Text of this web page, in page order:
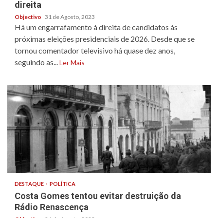
direita
Objectivo 31 de Agosto, 2023
Há um engarrafamento à direita de candidatos às
próximas eleições presidenciais de 2026. Desde que se
tornou comentador televisivo há quase dez anos,
seguindo as...Ler Mais
DESTAQUE POLÍTICA
Costa Gomes tentou evitar destruição da
Rádio Renascença